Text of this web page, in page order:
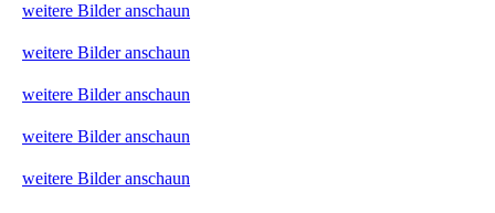
weitere Bilder anschaun
weitere Bilder anschaun
weitere Bilder anschaun
weitere Bilder anschaun
weitere Bilder anschaun